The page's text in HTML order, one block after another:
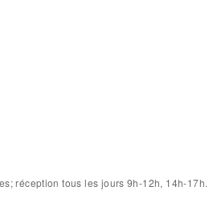
réception tous les jours 9h-12h, 14h-17h.